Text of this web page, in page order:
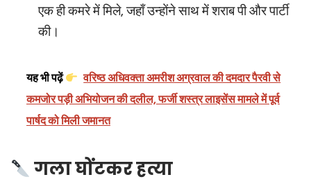
एक ही कमरे में मिले, जहाँ उन्होंने साथ में शराब पी और पार्टी
की।
यह भी पढ़ें
वरिष्ठ अधिवक्ता अमरीश अग्रवाल की दमदार पैरवी से
कमजोर पड़ी अभियोजन की दलील, फर्जी शस्त्र लाइसेंस मामले में पूर्व
पार्षद को मिली जमानत
गला घोंटकर हत्या